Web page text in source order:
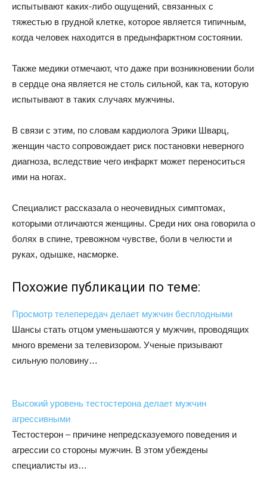
испытывают каких-либо ощущений, связанных с
тяжестью в грудной клетке, которое является типичным,
когда человек находится в предынфарктном состоянии.
Также медики отмечают, что даже при возникновении боли
в сердце она является не столь сильной, как та, которую
испытывают в таких случаях мужчины.
В связи с этим, по словам кардиолога Эрики Шварц,
женщин часто сопровождает риск постановки неверного
диагноза, вследствие чего инфаркт может переноситься
ими на ногах.
Специалист рассказала о неочевидных симптомах,
которыми отличаются женщины. Среди них она говорила о
болях в спине, тревожном чувстве, боли в челюсти и
руках, одышке, насморке.
Похожие публикации по теме:
Просмотр телепередач делает мужчин бесплодными
Шансы стать отцом уменьшаются у мужчин, проводящих
много времени за телевизором. Ученые призывают
сильную половину…
Высокий уровень тестостерона делает мужчин
агрессивными
Тестостерон – причине непредсказуемого поведения и
агрессии со стороны мужчин. В этом убеждены
специалисты из…